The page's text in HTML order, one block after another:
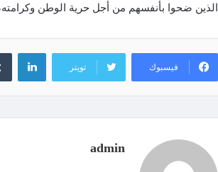
الذين ضحوا بأنفسهم من أجل حرية الوطن
فيسبوك تويتر
لينكدإن
admin